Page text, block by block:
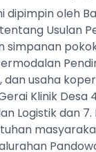
dipimpin oleh
Usulan
simpanan
usaha
Klinik Desa
Logistik dan